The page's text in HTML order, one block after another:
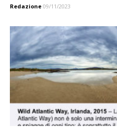
Redazione 09/11/2023